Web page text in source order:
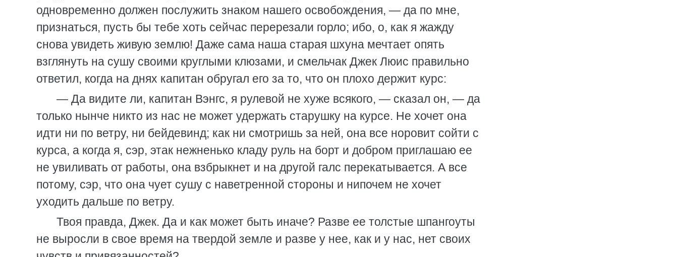
одновременно должен послужить знаком нашего освобождения, — да по мне,
признаться, пусть бы тебе хоть сейчас перерезали горло; ибо, о, как я жажду
снова увидеть живую землю! Даже сама наша старая шхуна мечтает опять
взглянуть на сушу своими круглыми клюзами, и смельчак Джек Люис правильно
ответил, когда на днях капитан обругал его за то, что он плохо держит курс:
— Да видите ли, капитан Вэнгс, я рулевой не хуже всякого, — сказал он, — да
только нынче никто из нас не может удержать старушку на курсе. Не хочет она
идти ни по ветру, ни бейдевинд; как ни смотришь за ней, она все норовит сойти с
курса, а когда я, сэр, этак нежненько кладу руль на борт и добром приглашаю ее
не увиливать от работы, она взбрыкнет и на другой галс перекатывается. А все
потому, сэр, что она чует сушу с наветренной стороны и нипочем не хочет
уходить дальше по ветру.
Твоя правда, Джек. Да и как может быть иначе? Разве ее толстые шпангоуты
не выросли в свое время на твердой земле и разве у нее, как и у нас, нет своих